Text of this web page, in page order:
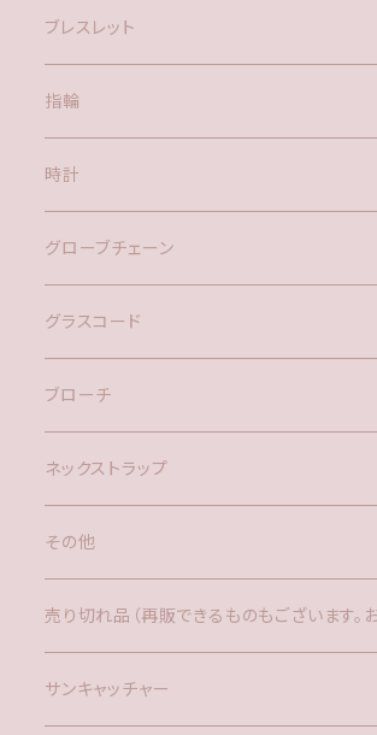
アメリカン
ポスト
ブレスレット
指輪
時計
バックチャーム
ネックレス
グローブチェーン
バックチャーム
グラスコード
ブローチ
ネックストラップ
その他
バックチャーム
時計
サンキャッチャー
売り切れ品（再販できるものもございます。
サンキャッチャー